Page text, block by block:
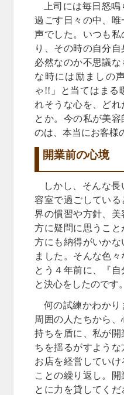
上司には毎日怒
過ごす日々の中、
声でした。いつも私
り、その時の自分
必然なのか不思議な
な時には励ましの
ゃ!!」と当てはまる
れそうな心を、どれ
とか。今の私が美
のは、本当にお客様
開業前の心境
しかし、そんな
容室で過ごしてい
界の慣習や方針、美
方に疑問に思うこと
方にも納得がいかな
ました。そんな色
とう４年前に、『自
と決心をしたのです。
何の試練かわかり
周囲の人たちから
持ちを盾に、私が
ちを揺るがすよう
お店を経営してい
ことの繰り返し。
とに力を貸してく